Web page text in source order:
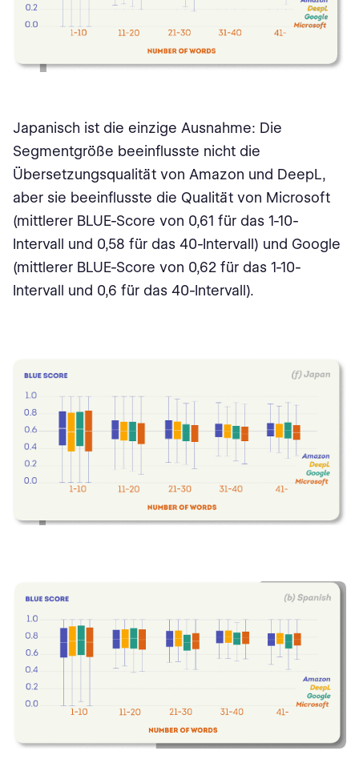
Japanisch ist die einzige Ausnahme: Die
Segmentgröße beeinflusste nicht die
Übersetzungsqualität von Amazon und DeepL,
aber sie beeinflusste die Qualität von Microsoft
(mittlerer BLUE-Score von 0,61 für das 1-10-
Intervall und 0,58 für das 40-Intervall) und Google
(mittlerer BLUE-Score von 0,62 für das 1-10-
Intervall und 0,6 für das 40-Intervall).